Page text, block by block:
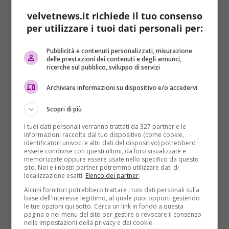
EDITORIALE DEL DIRETTORE
Sara Zuccari 30/09/2016
Care lettrici e cari lettori, Andiamo a scoprire
insieme, come ogni settimana, la copertina di Velvet
Mag,...
Read More
ARTICOLI RECENTI
velvetnews.it richiede il tuo consenso
per utilizzare i tuoi dati personali per:
Pubblicità e contenuti personalizzati, misurazione
delle prestazioni dei contenuti e degli annunci,
ricerche sul pubblico, sviluppo di servizi
Archiviare informazioni su dispositivo e/o accedervi
Scopri di più
I tuoi dati personali verranno trattati da 327 partner e le
informazioni raccolte dal tuo dispositivo (come cookie,
identificatori univoci e altri dati del dispositivo) potrebbero
essere condivise con questi ultimi, da loro visualizzate e
memorizzate oppure essere usate nello specifico da questo
sito. Noi e i nostri partner potremmo utilizzare dati di
localizzazione esatti. Elenco dei partner.
Alcuni fornitori potrebbero trattare i tuoi dati personali sulla
base dell'interesse legittimo, al quale puoi opporti gestendo
le tue opzioni qui sotto. Cerca un link in fondo a questa
pagina o nel menu del sito per gestire o revocare il consenso
nelle impostazioni della privacy e dei cookie.